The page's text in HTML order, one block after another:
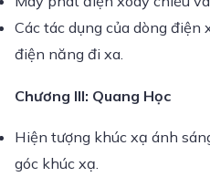
Các tác dụng của dòng điện
điện năng đi xa.
Chương III: Quang Học
Hiện tượng khúc xạ ánh
góc khúc xạ.